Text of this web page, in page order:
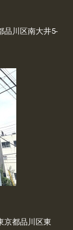
品川区南大井5-
京都品川区東